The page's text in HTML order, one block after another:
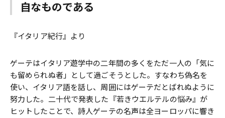
自なものである
――『イタリア紀行』より
ゲーテはイタリア遊学中の二年間の多くをただ一人の「気に
も留められぬ者」として過ごそうとした。すなわち偽名を
使い、イタリア語を話し、周囲にはゲーテだとばれぬように
努力した。二十代で発表した『若きウエルテルの悩み』が
ヒットしたことで、詩人ゲーテの名声は全ヨーロッパに響き